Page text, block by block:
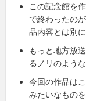
この記念館を
で終わったの
品内容とは別
もっと地方放
るノリのよう
今回の作品は
みたいなもの